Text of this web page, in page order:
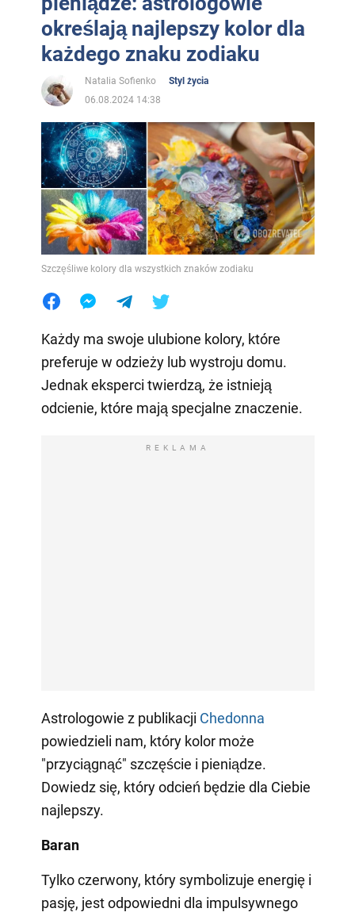
określają najlepszy kolor dla
każdego znaku zodiaku
Natalia Sofienko
Styl życia
06.08.2024 14:38
Szczęśliwe kolory dla wszystkich znaków zodiaku
Każdy ma swoje ulubione kolory, które
preferuje w odzieży lub wystroju domu.
Jednak eksperci twierdzą, że istnieją
odcienie, które mają specjalne znaczenie.
REKLAMA
Astrologowie z publikacji Сhedonna
powiedzieli nam, który kolor może
"przyciągnąć" szczęście i pieniądze.
Dowiedz się, który odcień będzie dla Ciebie
najlepszy.
Baran
Tylko czerwony, który symbolizuje energię i
pasję, jest odpowiedni dla impulsywnego